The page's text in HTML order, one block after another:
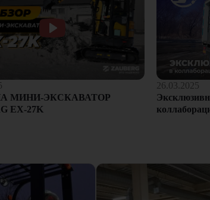
МИНИ-ЭКСКАВАТОР
EX-27K
26.03.2025